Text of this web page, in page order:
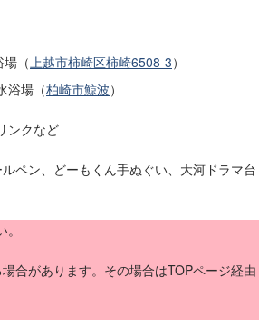
（上越市柿崎区柿崎6508-3）
浴場（柏崎市鯨波）
ンクなど
ペン、どーもくん手ぬぐい、大河ドラマ台
合があります。その場合はTOPページ経由